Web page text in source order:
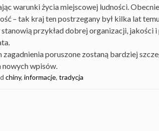
warunki życia miejscowej ludności.
– tak kraj ten postrzegany był kilka lat
przykład dobrej organizacji, jakości
zagadnienia poruszone zostaną bardziej
nowych wpisów.
chiny, informacje, tradycja